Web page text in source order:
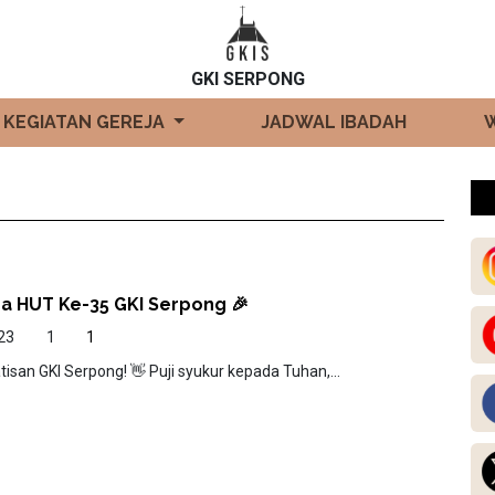
GKI SERPONG
KEGIATAN GEREJA JADWAL IBADAH
HUT Ke-35 GKI Serpong 🎉
1
1
GKI Serpong! 👋 Puji syukur kepada Tuhan,...